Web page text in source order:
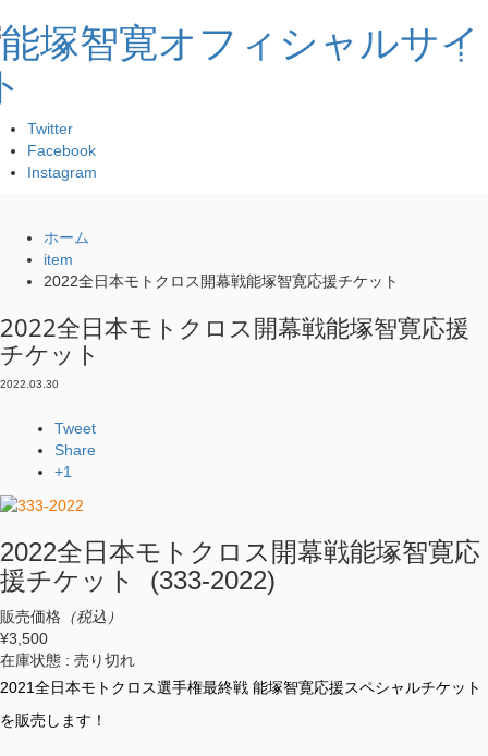
Twitter
Facebook
Instagram
ホーム
item
2022全日本モトクロス開幕戦能塚智寛応援チケット
2022全日本モトクロス開幕戦能塚智寛応援
チケット
2022.03.30
Tweet
Share
+1
2022全日本モトクロス開幕戦能塚智寛応
援チケット (333-2022)
販売価格 （税込）
¥3,500
在庫状態 : 売り切れ
2021全日本モトクロス選手権最終戦 能塚智寛応援スペシャルチケット
を販売します！